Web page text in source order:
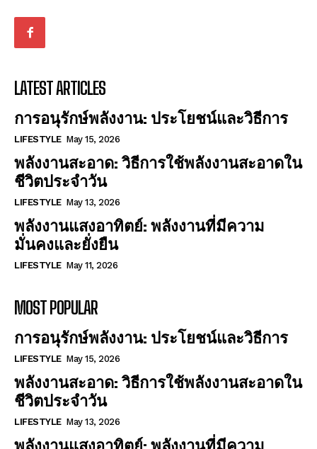
LATEST ARTICLES
การอนุรักษ์พลังงาน: ประโยชน์และวิธีการ
LIFESTYLE May 15, 2026
พลังงานสะอาด: วิธีการใช้พลังงานสะอาดใน
ชีวิตประจำวัน
LIFESTYLE May 13, 2026
พลังงานแสงอาทิตย์: พลังงานที่มีความ
มั่นคงและยั่งยืน
LIFESTYLE May 11, 2026
MOST POPULAR
การอนุรักษ์พลังงาน: ประโยชน์และวิธีการ
LIFESTYLE May 15, 2026
พลังงานสะอาด: วิธีการใช้พลังงานสะอาดใน
ชีวิตประจำวัน
LIFESTYLE May 13, 2026